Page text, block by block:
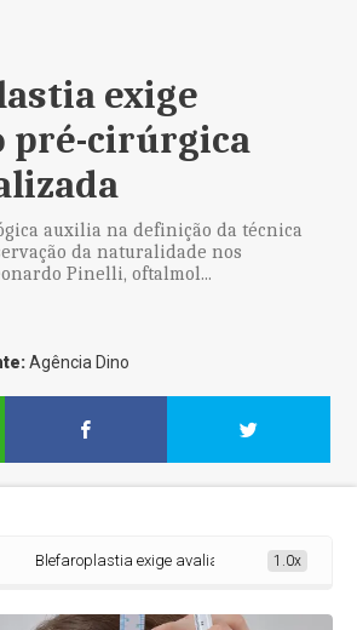
exige
pré-cirúrgica
auxilia na definição da técnica
da naturalidade nos
Pinelli, oftalmol...
Agência Dino
Blefaroplastia exige avaliação pré-cirúrgica
1.0x